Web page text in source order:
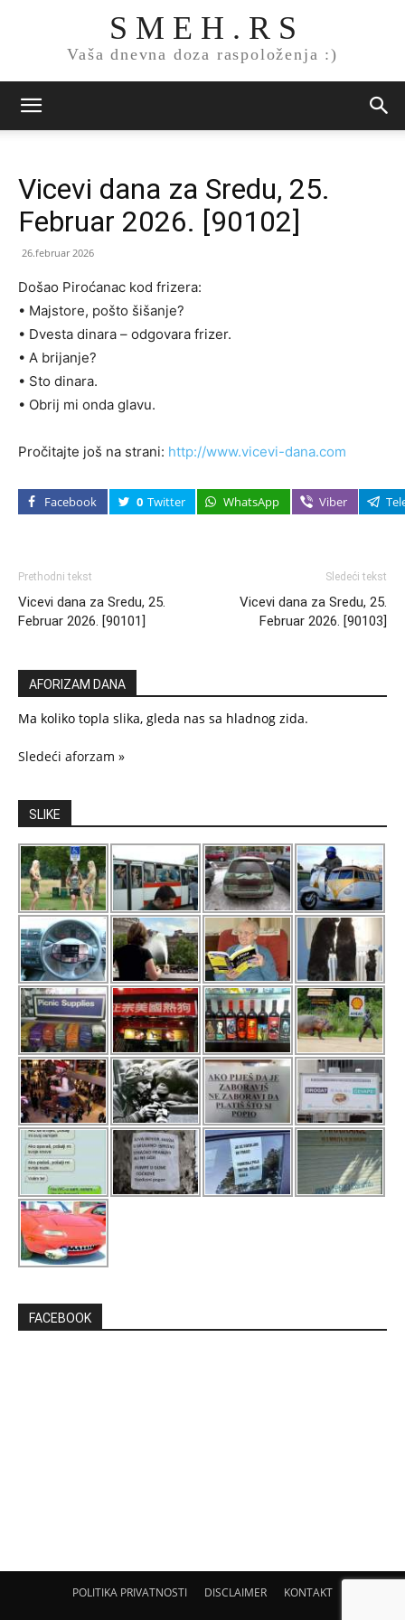
S M E H . R S
Vaša dnevna doza raspoloženja :)
Vicevi dana za Sredu, 25.
Februar 2026. [90102]
26.februar 2026
Došao Piroćanac kod frizera:
• Majstore, pošto šišanje?
• Dvesta dinara – odgovara frizer.
• A brijanje?
• Sto dinara.
• Obrij mi onda glavu.
Pročitajte još na strani: http://www.vicevi-dana.com
Facebook 0 Twitter WhatsApp Viber
Prethodni tekst
Vicevi dana za Sredu, 25.
Februar 2026. [90101]
Sledeći tekst
Vicevi dana za Sredu, 25.
Februar 2026. [90103]
AFORIZAM DANA
Ma koliko topla slika, gleda nas sa hladnog zida.
Sledeći aforzam »
SLIKE
FACEBOOK
POLITIKA PRIVATNOSTI DISCLAIMER KONTAKT